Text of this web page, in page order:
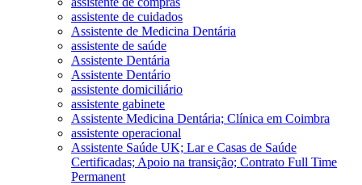
assistente de cuidados
Assistente de Medicina Dentária
assistente de saúde
Assistente Dentária
Assistente Dentário
assistente domiciliário
assistente gabinete
Assistente Medicina Dentária; Clínica em Coimbra
assistente operacional
Assistente Saúde UK; Lar e Casas de Saúde
Certificadas; Apoio na transição; Contrato Full Time
Permanent